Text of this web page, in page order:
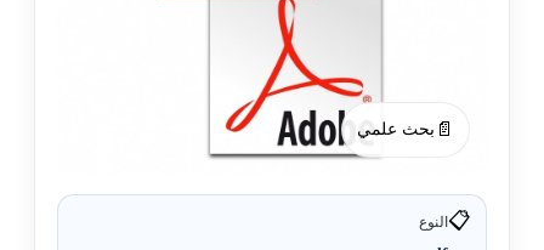
📄 بحث علمي
📋النوع